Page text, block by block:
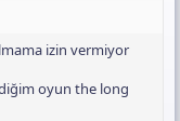
izin vermiyor
oyun the long